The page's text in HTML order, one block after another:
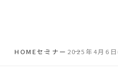
HOMEセミナー 2025年4月6